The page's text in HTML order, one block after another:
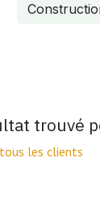
trouvé
les clients